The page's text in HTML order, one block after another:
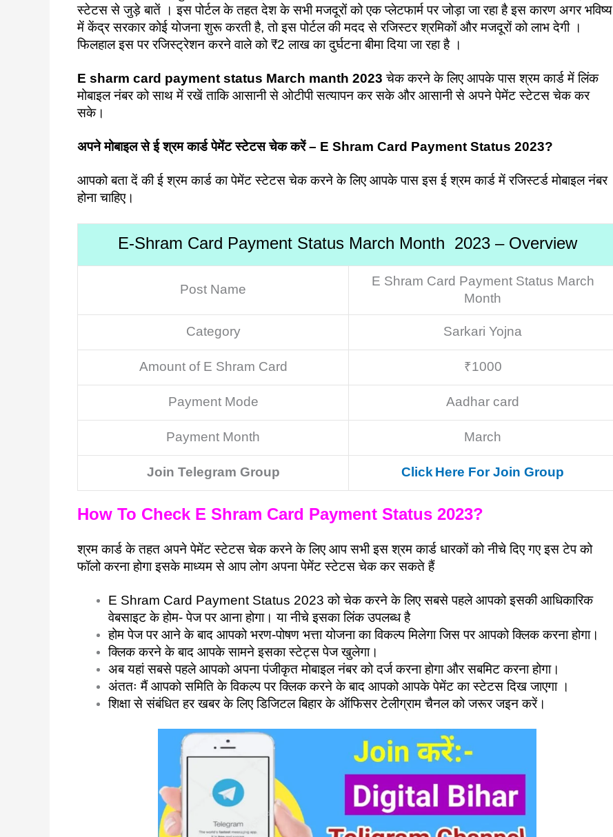
स्टेटस से जुड़े बातें । इस पोर्टल के तहत देश के सभी मजदूरों को एक प्लेटफार्म पर जोड़ा जा रहा है इस कारण अगर भविष्य
में केंद्र सरकार कोई योजना शुरू करती है, तो इस पोर्टल की मदद से रजिस्टर श्रमिकों और मजदूरों को लाभ देगी ।
फिलहाल इस पर रजिस्ट्रेशन करने वाले को ₹2 लाख का दुर्घटना बीमा दिया जा रहा है ।
E sharm card payment status March manth 2023 चेक करने के लिए आपके पास श्रम कार्ड में लिंक
मोबाइल नंबर को साथ में रखें ताकि आसानी से ओटीपी सत्यापन कर सके और आसानी से अपने पेमेंट स्टेटस चेक कर
सके।
अपने मोबाइल से ई श्रम कार्ड पेमेंट स्टेटस चेक करें – E Shram Card Payment Status 2023?
आपको बता दें की ई श्रम कार्ड का पेमेंट स्टेटस चेक करने के लिए आपके पास इस ई श्रम कार्ड में रजिस्टर्ड मोबाइल नंबर
होना चाहिए।
E-Shram Card Payment Status March Month 2023 – Overview
Post Name
E Shram Card Payment Status March
Month
Category Sarkari Yojna
Amount of E Shram Card ₹1000
Payment Mode Aadhar card
Payment Month March
Join Telegram Group Click Here For Join Group
How To Check E Shram Card Payment Status 2023?
श्रम कार्ड के तहत अपने पेमेंट स्टेटस चेक करने के लिए आप सभी इस श्रम कार्ड धारकों को नीचे दिए गए इस टेप को
फॉलो करना होगा इसके माध्यम से आप लोग अपना पेमेंट स्टेटस चेक कर सकते हैं
E Shram Card Payment Status 2023 को चेक करने के लिए सबसे पहले आपको इसकी आधिकारिक
वेबसाइट के होम- पेज पर आना होगा। या नीचे इसका लिंक उपलब्ध है
होम पेज पर आने के बाद आपको भरण-पोषण भत्ता योजना का विकल्प मिलेगा जिस पर आपको क्लिक करना होगा।
क्लिक करने के बाद आपके सामने इसका स्टेट्स पेज खुलेगा।
अब यहां सबसे पहले आपको अपना पंजीकृत मोबाइल नंबर को दर्ज करना होगा और सबमिट करना होगा।
अंततः मैं आपको समिति के विकल्प पर क्लिक करने के बाद आपको आपके पेमेंट का स्टेटस दिख जाएगा ।
शिक्षा से संबंधित हर खबर के लिए डिजिटल बिहार के ऑफिसर टेलीग्राम चैनल को जरूर जइन करें।